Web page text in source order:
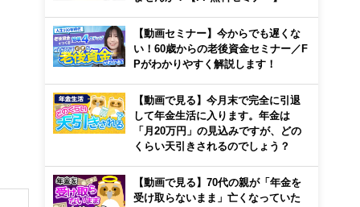
【動画セミナー】今からでも遅くな
い！60歳からの老後資金セミナー／F
Pがわかりやすく解説します！
【動画で見る】今月末で完全に引退
して年金生活に入ります。年金は
「月20万円」の見込みですが、どの
くらい天引きされるのでしょう？
【動画で見る】70代の親が「年金を
受け取らないまま」亡くなっていた